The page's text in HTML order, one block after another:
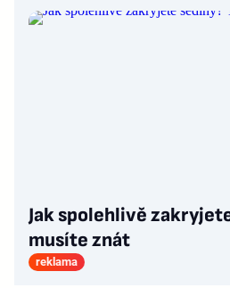
Jak spolehlivě
musíte znát
reklama